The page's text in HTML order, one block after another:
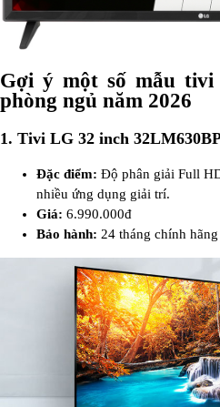
Gợi ý một số mẫu
phòng ngủ năm 2026
1. Tivi LG 32 inch
Đặc điểm: Độ phân giải Full
nhiều ứng dụng giải trí.
Giá: 6.990.000đ
Bảo hành: 24 tháng chính hãng